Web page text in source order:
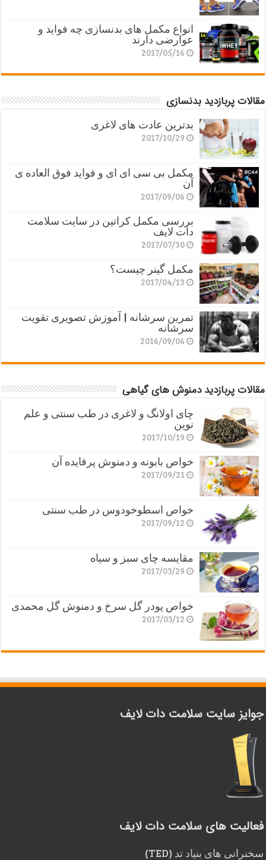
انواع مکمل های بدنسازی چه فواید و
عوارضی دارند
2017/05/16
مقالات پربازدید بدنسازی
بدترین عادت های لاغری
2017/10/29
مکمل بی سی ای ای و فواید فوق العاده ی
آن
2017/09/06
بررسی مکمل کراتین در سایت سلامت
دات لایف
2017/07/30
مکمل گینر چیست؟
2017/04/13
تمرین سرشانه | آموزش تصویری تقویت
سرشانه
2016/09/06
مقالات پربازدید دمنوش های گیاهی
چای اولانگ و لاغری در طب سنتی و علم
نوین
2017/10/19
خواص بابونه و دمنوش پرفایده آن
2017/09/21
خواص اسطوخودوس در طب سنتی
2017/09/12
مقایسه چای سبز و سیاه
2017/03/29
خواص پودر گل سرخ و دمنوش گل محمدی
2017/03/12
جوایز سایت سلامت دات لایف
فعالیت های سلامت دات لایف
سخنرانی های بنیاد تد (TED)